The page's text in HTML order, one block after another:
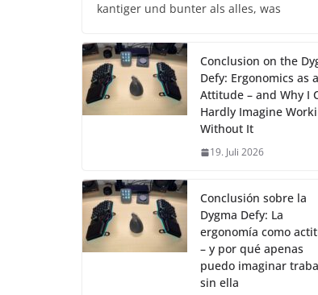
kantiger und bunter als alles, was
Conclusion on the
Defy: Ergonomics as
Attitude – and Why I
Hardly Imagine
Without It
19. Juli 2026
Conclusión sobre la
Dygma Defy: La
ergonomía como
– y por qué apenas
puedo imaginar
sin ella